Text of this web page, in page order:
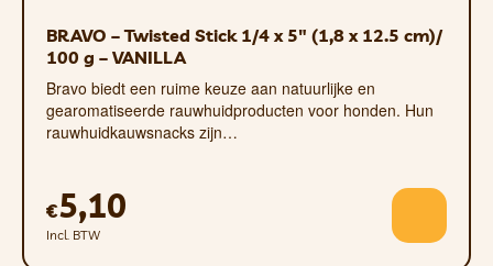
BRAVO – Twisted Stick 1/4 x 5″ (1,8 x 12.5 cm)/
100 g – VANILLA
Bravo biedt een ruime keuze aan natuurlijke en
gearomatiseerde rauwhuidproducten voor honden. Hun
rauwhuidkauwsnacks zijn…
€5,10
Incl. BTW